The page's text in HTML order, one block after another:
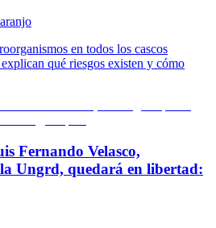
en todos los cascos
qué riesgos existen y cómo
Fernando Velasco,
Ungrd, quedará en libertad: